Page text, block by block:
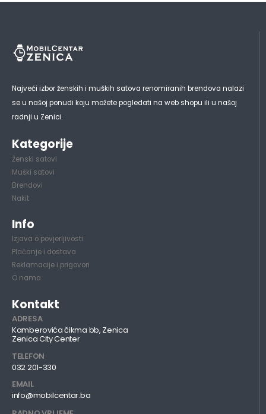
Najveći izbor ženskih i muških satova renomiranih brendova nalazi
se u našoj ponudi koju možete pogledati na web shopu ili u našoj
radnji u Zenici.
Kategorije
Ženski satovi
Muški satovi
Brendovi
Nakit
Info
Izjava o povjerljivosti
Plaćanje i dostava
Reklamacije i prigovori
O nama
Kontakt
ADRESA
Kamberovića čikma bb, Zenica
Zenica City Center
TELEFON
032 201-330
EMAIL
info@mobilcentar.ba